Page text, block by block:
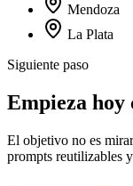
Mendoza
La Plata
Siguiente paso
Empieza hoy
El objetivo no es
prompts reutilizables